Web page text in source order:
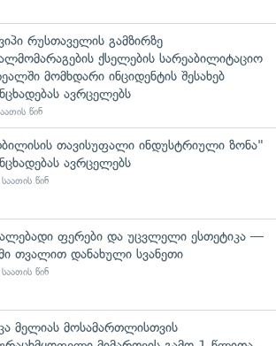
რუსთაველის გამზირზე
ქსელების სარეაბილიტაციო
მომხდარი ინციდენტის შესახებ
ავრცელებს
წინ
თავისუფალი ინდუსტრიული ზონა"
ავრცელებს
წინ
ფერები და უცვლელი ესთეტიკა —
თვალით დანახული სვანეთი
წინ
მელიას მოსამართლისთვის